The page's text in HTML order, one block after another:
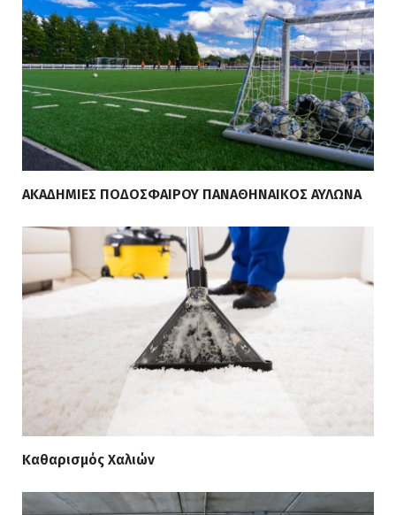
ΑΚΑΔΗΜΙΕΣ ΠΟΔΟΣΦΑΙΡΟΥ ΠΑΝΑΘΗΝΑΙΚΟΣ ΑΥΛΩΝΑ
Καθαρισμός Χαλιών